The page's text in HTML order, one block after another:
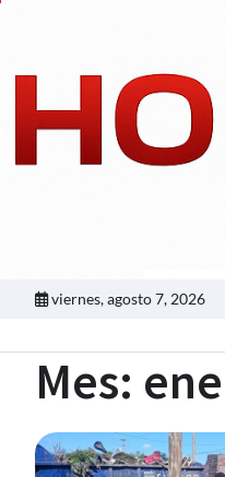
viernes, agosto 7, 2026
Mes: